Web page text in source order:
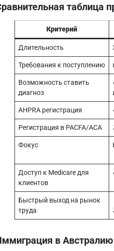
таблица
Критерий
Длительность
Требования к поступлению
Возможность ставить
диагноз
AHPRA регистрация
Регистрация в PACFA/ACA
Фокус
Доступ к Medicare для
клиентов
Быстрый выход на рынок
труда
в Австралию